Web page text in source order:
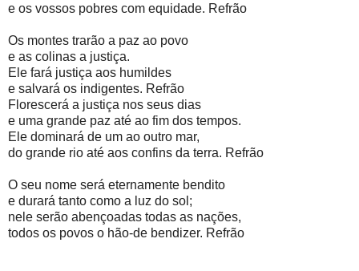
e os vossos pobres com equidade. Refrão
Os montes trarão a paz ao povo
e as colinas a justiça.
Ele fará justiça aos humildes
e salvará os indigentes. Refrão
Florescerá a justiça nos seus dias
e uma grande paz até ao fim dos tempos.
Ele dominará de um ao outro mar,
do grande rio até aos confins da terra. Refrão
O seu nome será eternamente bendito
e durará tanto como a luz do sol;
nele serão abençoadas todas as nações,
todos os povos o hão-de bendizer. Refrão